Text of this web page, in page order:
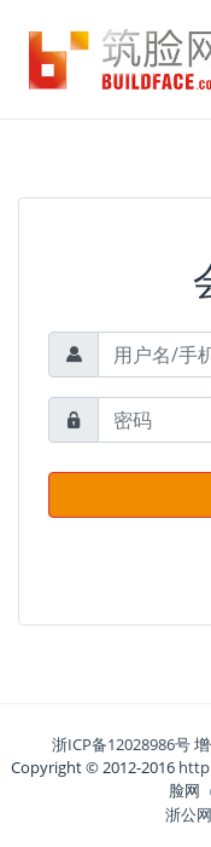
浙ICP备12028986号
Copyright © 2012-2016
脸网
浙公